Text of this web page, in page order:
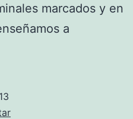
marcados y en
a